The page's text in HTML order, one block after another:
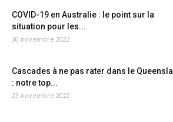
COVID-19 en Australie : le point sur la
situation pour les...
30 novembre 2022
Cascades à ne pas rater dans le
: notre top...
23 novembre 2022